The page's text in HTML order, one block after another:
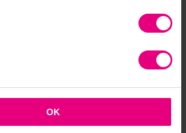
OK
niet meer enkel tot de grenzen van
Hiervoor is ondernemerschap nodig.
creativiteit is nodig om
van participatie te vinden. Hierin